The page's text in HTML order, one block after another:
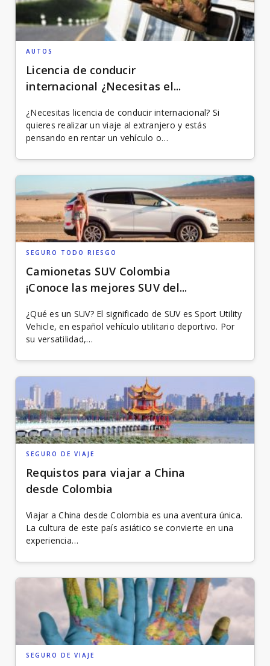
AUTOS
Licencia de conducir
internacional ¿Necesitas el...
¿Necesitas licencia de conducir internacional? Si
quieres realizar un viaje al extranjero y estás
pensando en rentar un vehículo o…
SEGURO TODO RIESGO
Camionetas SUV Colombia
¡Conoce las mejores SUV del...
¿Qué es un SUV? El significado de SUV es Sport Utility
Vehicle, en español vehículo utilitario deportivo. Por
su versatilidad,…
SEGURO DE VIAJE
Requistos para viajar a China
desde Colombia
Viajar a China desde Colombia es una aventura única.
La cultura de este país asiático se convierte en una
experiencia…
SEGURO DE VIAJE